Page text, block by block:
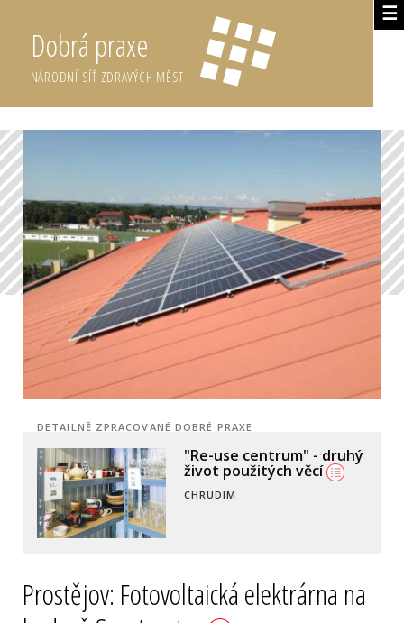
☰
Dobrá praxe
NÁRODNÍ SÍŤ ZDRAVÝCH MĚST
DETAILNĚ ZPRACOVANÉ DOBRÉ PRAXE
Chytré vodoměry - Smart
metering
OSTRAVA
Prostějov: Fotovoltaická elektrárna na